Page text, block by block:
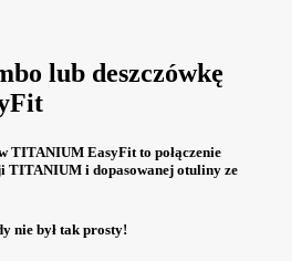
lub deszczówkę
TITANIUM EasyFit to połączenie
TITANIUM i dopasowanej otuliny ze
nie był tak prosty!